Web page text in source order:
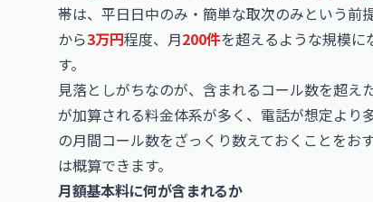
帯は、平日日中のみ・簡単な取次のみという前
から3万円程度、月200件を超えるような規模に
す。
見落としがちなのが、含まれるコール数を超え
が加算される料金体系が多く、電話が想定より
の月間コール数をざっくり数えておくことをお
は概算できます。
月額基本料に何が含まれるか